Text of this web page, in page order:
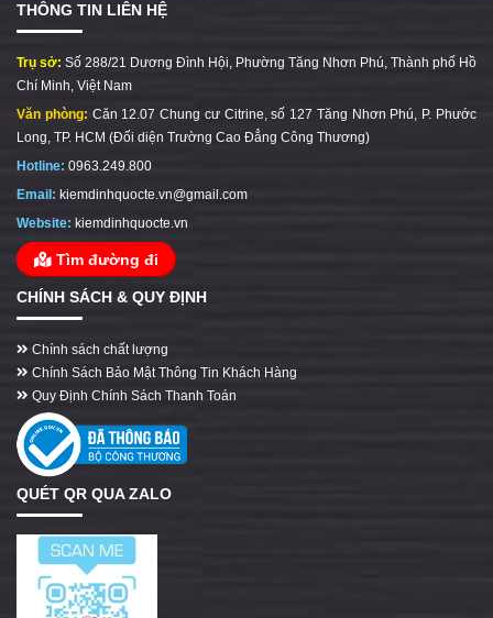
THÔNG TIN LIÊN HỆ
Trụ sở: Số 288/21 Dương Đình Hội, Phường Tăng Nhơn Phú, Thành phố Hồ
Chí Minh, Việt Nam
Văn phòng: Căn 12.07 Chung cư Citrine, số 127 Tăng Nhơn Phú, P. Phước
Long, TP. HCM (Đối diện Trường Cao Đẳng Công Thương)
Hotline: 0963.249.800
Email: kiemdinhquocte.vn@gmail.com
Website: kiemdinhquocte.vn
Tìm đường đi
CHÍNH SÁCH & QUY ĐỊNH
Chính sách chất lượng
Chính Sách Bảo Mật Thông Tin Khách Hàng
Quy Định Chính Sách Thanh Toán
QUÉT QR QUA ZALO